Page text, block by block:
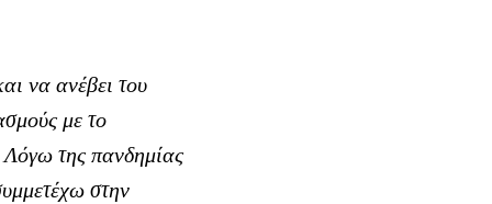
να ανέβει του
με το
της πανδημίας
στην